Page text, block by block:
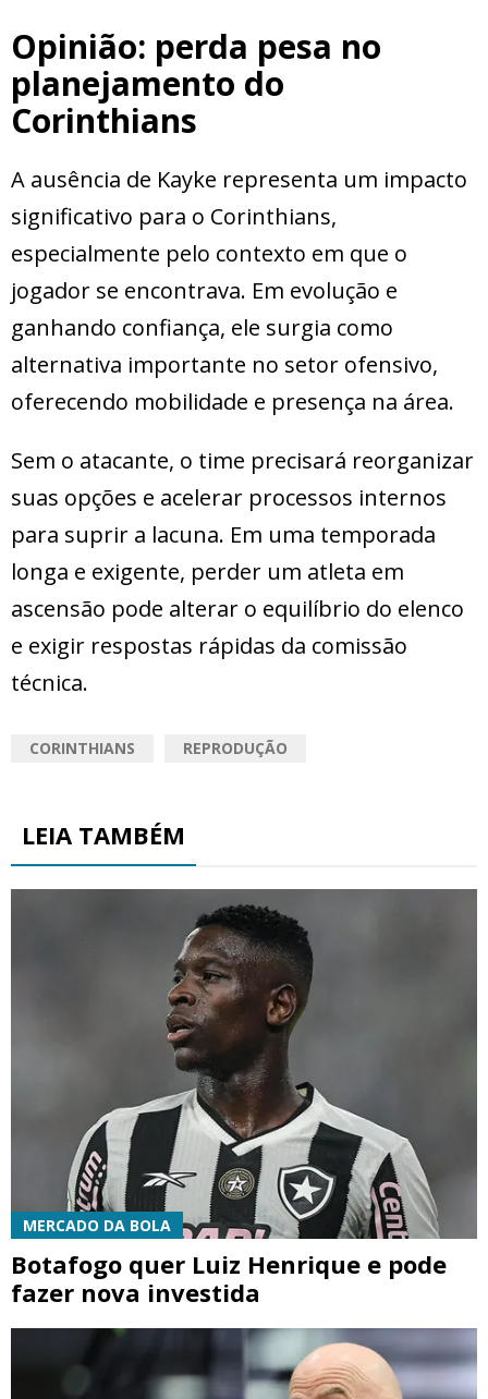
Opinião: perda pesa no
planejamento do
Corinthians
A ausência de Kayke representa um impacto
significativo para o Corinthians,
especialmente pelo contexto em que o
jogador se encontrava. Em evolução e
ganhando confiança, ele surgia como
alternativa importante no setor ofensivo,
oferecendo mobilidade e presença na área.
Sem o atacante, o time precisará reorganizar
suas opções e acelerar processos internos
para suprir a lacuna. Em uma temporada
longa e exigente, perder um atleta em
ascensão pode alterar o equilíbrio do elenco
e exigir respostas rápidas da comissão
técnica.
CORINTHIANS REPRODUÇÃO
LEIA TAMBÉM
MERCADO DA BOLA
Botafogo quer Luiz Henrique e pode
fazer nova investida